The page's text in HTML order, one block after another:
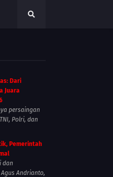
Dari
Juara
persaingan
Polri, dan
Pemerintah
dan
Andrianto,